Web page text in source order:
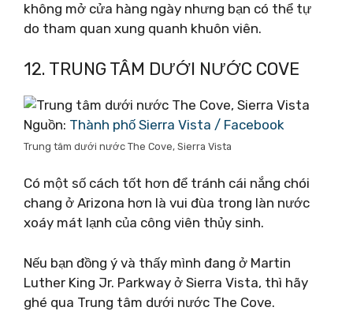
không mở cửa hàng ngày nhưng bạn có thể tự
do tham quan xung quanh khuôn viên.
12. TRUNG TÂM DƯỚI NƯỚC COVE
Nguồn: Thành phố Sierra Vista / Facebook
Trung tâm dưới nước The Cove, Sierra Vista
Có một số cách tốt hơn để tránh cái nắng chói
chang ở Arizona hơn là vui đùa trong làn nước
xoáy mát lạnh của công viên thủy sinh.
Nếu bạn đồng ý và thấy mình đang ở Martin
Luther King Jr. Parkway ở Sierra Vista, thì hãy
ghé qua Trung tâm dưới nước The Cove.